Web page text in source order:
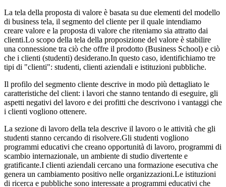
La tela della proposta di valore è basata su due elementi del modello
di business tela, il segmento del cliente per il quale intendiamo
creare valore e la proposta di valore che riteniamo sia attratto dai
clienti.Lo scopo della tela della proposizione del valore è stabilire
una connessione tra ciò che offre il prodotto (Business School) e ciò
che i clienti (studenti) desiderano.In questo caso, identifichiamo tre
tipi di "clienti": studenti, clienti aziendali e istituzioni pubbliche.
Il profilo del segmento cliente descrive in modo più dettagliato le
caratteristiche del client: i lavori che stanno tentando di eseguire, gli
aspetti negativi del lavoro e dei profitti che descrivono i vantaggi che
i clienti vogliono ottenere.
La sezione di lavoro della tela descrive il lavoro o le attività che gli
studenti stanno cercando di risolvere.Gli studenti vogliono
programmi educativi che creano opportunità di lavoro, programmi di
scambio internazionale, un ambiente di studio divertente e
gratificante.I clienti aziendali cercano una formazione esecutiva che
genera un cambiamento positivo nelle organizzazioni.Le istituzioni
di ricerca e pubbliche sono interessate a programmi educativi che